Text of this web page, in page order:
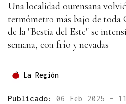
Una localidad ourensana
termómetro más bajo de toda
de la "Bestia del Este" se
semana, con frío y nevadas
La Región
Publicado: 06 Feb 2025 -